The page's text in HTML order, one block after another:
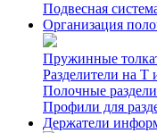
Подвесная
Организация
Пружинные
Разделители на Т
Полочные
Профили для
Держатели